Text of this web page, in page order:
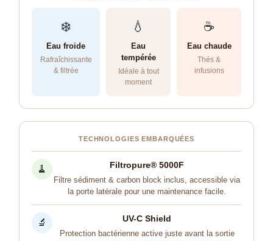
❄️
Eau froide
Rafraîchissante
& filtrée
💧
Eau
tempérée
Idéale à tout
moment
☕
Eau chaude
Thés &
infusions
TECHNOLOGIES EMBARQUÉES
🧹 Filtropure® 5000F
Filtre sédiment & carbon block inclus, accessible via
la porte latérale pour une maintenance facile.
🔬 UV-C Shield
Protection bactérienne active juste avant la sortie